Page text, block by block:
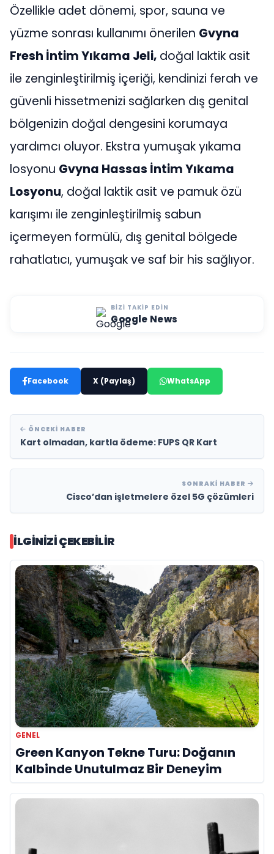
Özellikle adet dönemi, spor, sauna ve
yüzme sonrası kullanımı önerilen Gvyna
Fresh İntim Yıkama Jeli, doğal laktik asit
ile zenginleştirilmiş içeriği, kendinizi ferah ve
güvenli hissetmenizi sağlarken dış genital
bölgenizin doğal dengesini korumaya
yardımcı oluyor. Ekstra yumuşak yıkama
losyonu Gvyna Hassas İntim Yıkama
Losyonu, doğal laktik asit ve pamuk özü
karışımı ile zenginleştirilmiş sabun
içermeyen formülü, dış genital bölgede
rahatlatıcı, yumuşak ve saf bir his sağlıyor.
BIZI TAKIP EDIN
Google News
Facebook X (Paylaş) WhatsApp
ÖNCEKI HABER
Kart olmadan, kartla ödeme: FUPS QR Kart
SONRAKI HABER
Cisco’dan işletmelere özel 5G çözümleri
İLGINIZI ÇEKEBILIR
GENEL
Green Kanyon Tekne Turu: Doğanın
Kalbinde Unutulmaz Bir Deneyim